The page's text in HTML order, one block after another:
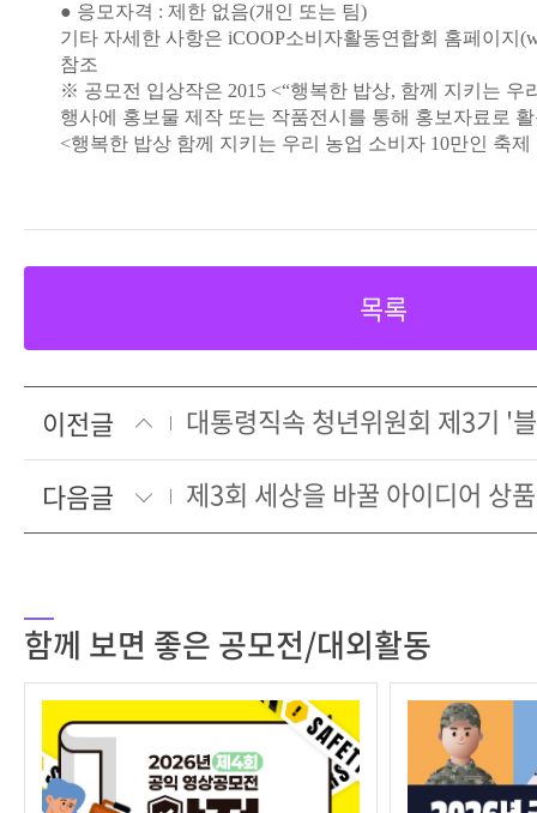
● 응모자격 : 제한 없음(개인 또는 팀)
기타 자세한 사항은 iCOOP소비자활동연합회 홈페이지
참조
※ 공모전 입상작은 2015 <“행복한 밥상, 함께 지키는 우
행사에 홍보물 제작 또는 작품전시를 통해 홍보자료로
<행복한 밥상 함께 지키는 우리 농업 소비자 10만인 축
목록
이전글
다음글
제3회 세상을 바꿀 아이디어 상
함께 보면 좋은 공모전/대외활동